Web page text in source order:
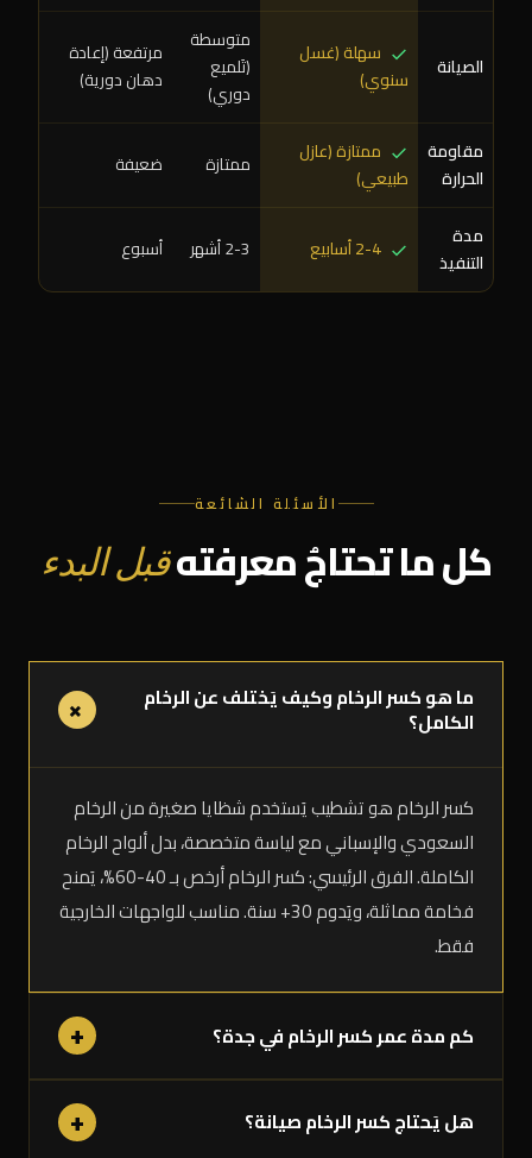
الصيانة
سهلة (غسل
سنوي)
متوسطة
(تَلميع
دوري)
مرتفعة (إعادة
دهان دورية)
مقاومة
الحرارة
ممتازة (عازل
طبيعي)
ممتازة ضعيفة
مدة
التنفيذ
2-3 أشهر أسبوع
الأسئلة الشائعة
كل ما تحتاجُ معرفتهقبل البدء
ما هو كسر الرخام وكيف يَختلف عن الرخام
الكامل؟ +
كسر الرخام هو تشطيب يَستخدم شظايا صغيرة من الرخام
السعودي والإسباني مع لياسة متخصصة، بدل ألواح الرخام
الكاملة. الفرق الرئيسي: كسر الرخام أرخص بـ 40-60%، يَمنح
فخامة مماثلة، ويَدوم 30+ سنة. مناسب للواجهات الخارجية
فقط.
كم مدة عمر كسر الرخام في جدة؟ +
هل يَحتاج كسر الرخام صيانة؟ +